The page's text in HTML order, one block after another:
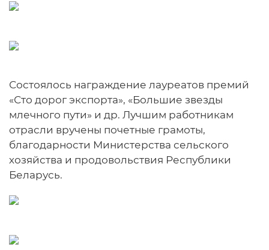
Состоялось награждение лауреатов премий
«Сто дорог экспорта», «Большие звезды
млечного пути» и др. Лучшим работникам
отрасли вручены почетные грамоты,
благодарности Министерства сельского
хозяйства и продовольствия Республики
Беларусь.